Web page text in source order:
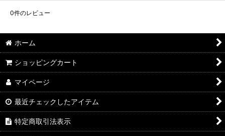
0件のレビュー
ホーム
ショッピングカート
マイページ
最近チェックしたアイテム
特定商取引法表示